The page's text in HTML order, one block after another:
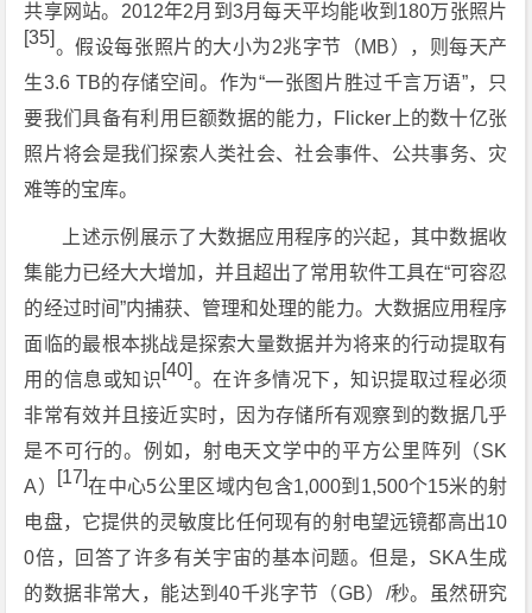
共享网站。2012年2月到3月每天平均能收到180万张照片
[35]。假设每张照片的大小为2兆字节（MB），则每天产
生3.6 TB的存储空间。作为“一张图片胜过千言万语”，只
要我们具备有利用巨额数据的能力，Flicker上的数十亿张
照片将会是我们探索人类社会、社会事件、公共事务、灾
难等的宝库。
上述示例展示了大数据应用程序的兴起，其中数据收
集能力已经大大增加，并且超出了常用软件工具在“可容忍
的经过时间”内捕获、管理和处理的能力。大数据应用程序
面临的最根本挑战是探索大量数据并为将来的行动提取有
用的信息或知识[40]。在许多情况下，知识提取过程必须
非常有效并且接近实时，因为存储所有观察到的数据几乎
是不可行的。例如，射电天文学中的平方公里阵列（SK
A）
[17]在中心5公里区域内包含1,000到1,500个15米的射
电盘，它提供的灵敏度比任何现有的射电望远镜都高出10
0倍，回答了许多有关宇宙的基本问题。但是，SKA生成
的数据非常大，能达到40千兆字节（GB）/秒。虽然研究